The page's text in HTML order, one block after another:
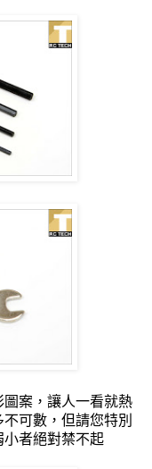
案，讓人一看就熱
可數，但請您特別
者絕對禁不起